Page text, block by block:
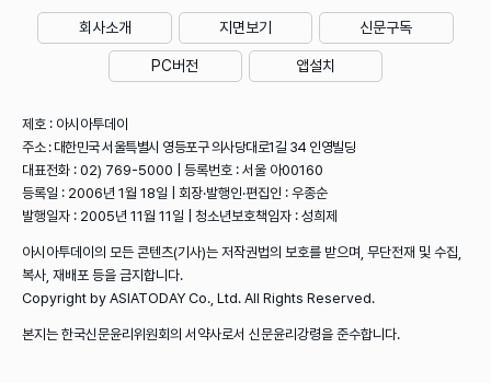
회사소개 지면보기 신문구독
PC버전 앱설치
제호 : 아시아투데이
주소 : 대한민국 서울특별시 영등포구 의사당대로1길 34 인영빌딩
대표전화 : 02) 769-5000 | 등록번호 : 서울 아00160
등록일 : 2006년 1월 18일 | 회장·발행인·편집인 : 우종순
발행일자 : 2005년 11월 11일 | 청소년보호책임자 : 성희제
아시아투데이의 모든 콘텐츠(기사)는 저작권법의 보호를 받으며, 무단전재 및 수집,
복사, 재배포 등을 금지합니다.
Copyright by ASIATODAY Co., Ltd. All Rights Reserved.
본지는 한국신문윤리위원회의 서약사로서 신문윤리강령을 준수합니다.